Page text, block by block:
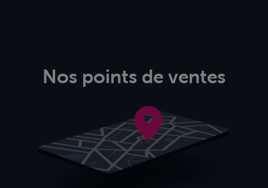
Nos points de ventes